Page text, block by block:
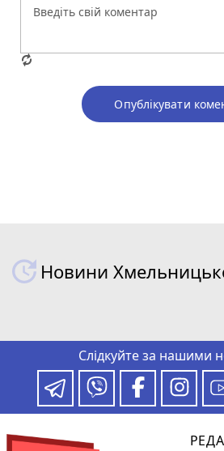
Опублікувати
Новини
Слідкуйте за нашими